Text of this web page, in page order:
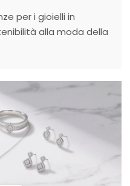
per i gioielli in
alla moda della
per la crescita del